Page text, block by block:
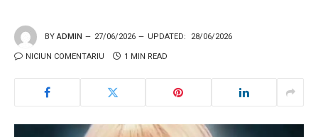
BY ADMIN 27/06/2026 UPDATED: 28/06/2026
NICIUN COMENTARIU 1 MIN READ